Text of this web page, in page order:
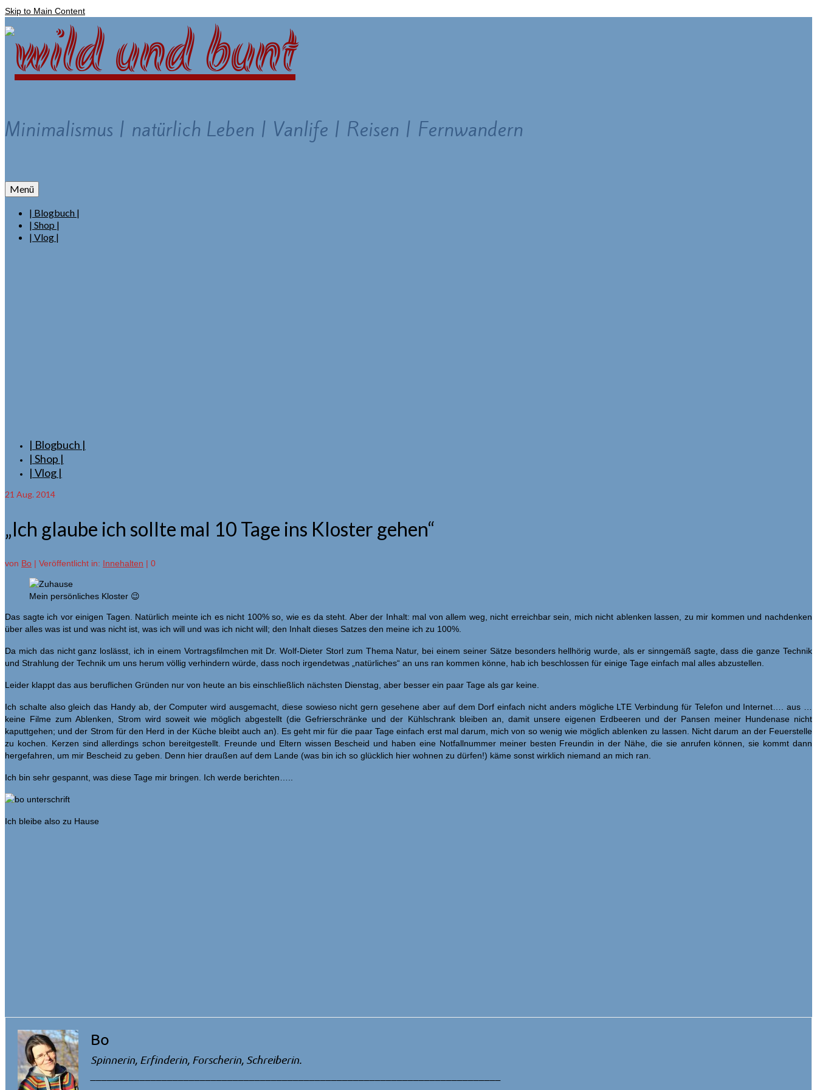
Skip to Main Content
Minimalismus | natürlich Leben | Vanlife | Reisen | Fernwandern
Menü
| Blogbuch |
| Shop |
| Vlog |
| Blogbuch |
| Shop |
| Vlog |
21 Aug. 2014
„Ich glaube ich sollte mal 10 Tage ins Kloster gehen“
von Bo | Veröffentlicht in: Innehalten | 0
Mein persönliches Kloster 😉
Das sagte ich vor einigen Tagen. Natürlich meinte ich es nicht 100% so, wie es da steht. Aber der Inhalt: mal von allem weg, nicht erreichbar sein, mich nicht ablenken lassen, zu mir kommen und nachdenken
über alles was ist und was nicht ist, was ich will und was ich nicht will; den Inhalt dieses Satzes den meine ich zu 100%.
Da mich das nicht ganz loslässt, ich in einem Vortragsfilmchen mit Dr. Wolf-Dieter Storl zum Thema Natur, bei einem seiner Sätze besonders hellhörig wurde, als er sinngemäß sagte, dass die ganze Technik
und Strahlung der Technik um uns herum völlig verhindern würde, dass noch irgendetwas „natürliches“ an uns ran kommen könne, hab ich beschlossen für einige Tage einfach mal alles abzustellen.
Leider klappt das aus beruflichen Gründen nur von heute an bis einschließlich nächsten Dienstag, aber besser ein paar Tage als gar keine.
Ich schalte also gleich das Handy ab, der Computer wird ausgemacht, diese sowieso nicht gern gesehene aber auf dem Dorf einfach nicht anders mögliche LTE Verbindung für Telefon und Internet…. aus …
keine Filme zum Ablenken, Strom wird soweit wie möglich abgestellt (die Gefrierschränke und der Kühlschrank bleiben an, damit unsere eigenen Erdbeeren und der Pansen meiner Hundenase nicht
kaputtgehen; und der Strom für den Herd in der Küche bleibt auch an). Es geht mir für die paar Tage einfach erst mal darum, mich von so wenig wie möglich ablenken zu lassen. Nicht darum an der Feuerstelle
zu kochen. Kerzen sind allerdings schon bereitgestellt. Freunde und Eltern wissen Bescheid und haben eine Notfallnummer meiner besten Freundin in der Nähe, die sie anrufen können, sie kommt dann
hergefahren, um mir Bescheid zu geben. Denn hier draußen auf dem Lande (was bin ich so glücklich hier wohnen zu dürfen!) käme sonst wirklich niemand an mich ran.
Ich bin sehr gespannt, was diese Tage mir bringen. Ich werde berichten…..
Ich bleibe also zu Hause
Bo
Spinnerin, Erfinderin, Forscherin, Schreiberin.